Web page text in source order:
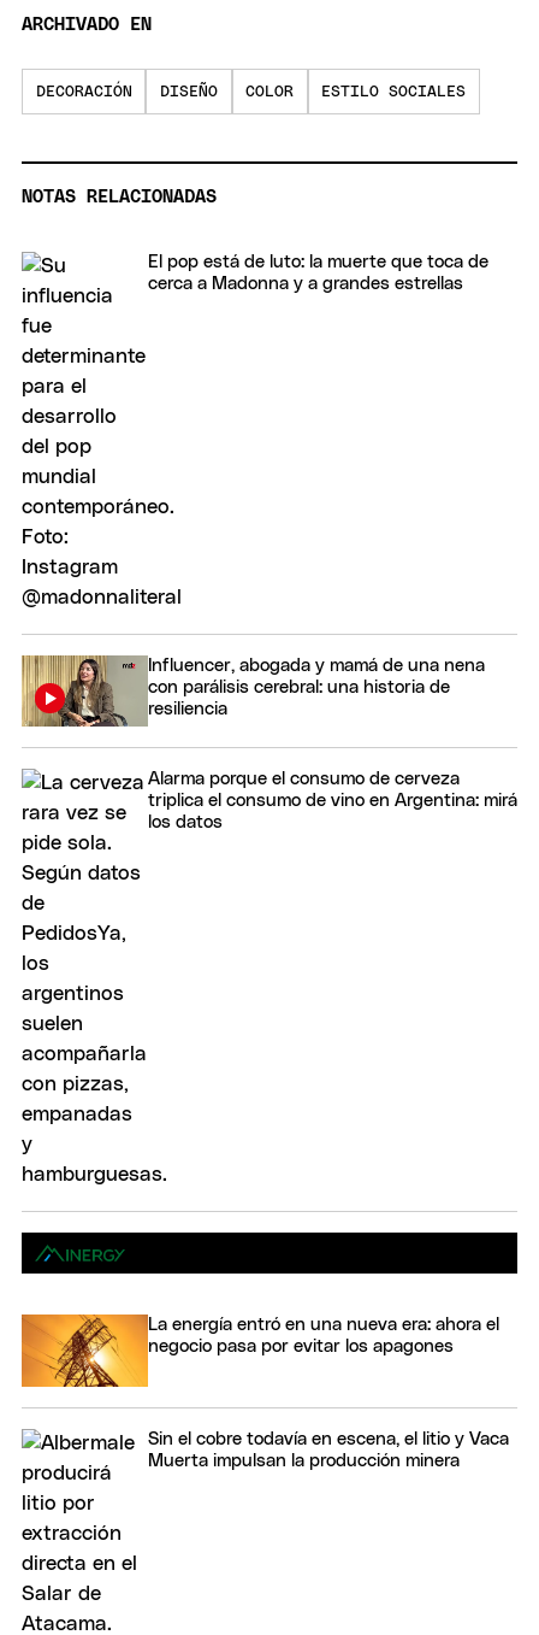
ARCHIVADO EN
DECORACIÓN DISEÑO COLOR ESTILO SOCIALES
NOTAS RELACIONADAS
El pop está de luto: la muerte que toca de
cerca a Madonna y a grandes estrellas
Influencer, abogada y mamá de una nena
con parálisis cerebral: una historia de
resiliencia
Alarma porque el consumo de cerveza
triplica el consumo de vino en Argentina: mirá
los datos
La energía entró en una nueva era: ahora el
negocio pasa por evitar los apagones
Sin el cobre todavía en escena, el litio y Vaca
Muerta impulsan la producción minera